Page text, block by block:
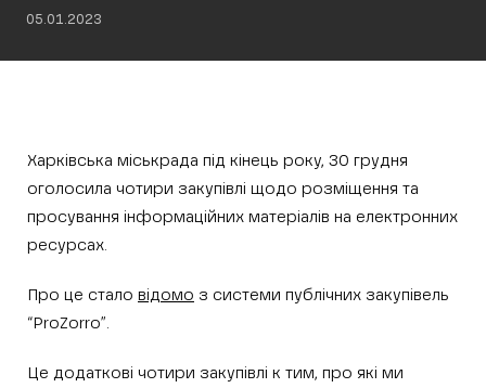
05.01.2023
Харківська міськрада під кінець року, 30 грудня
оголосила чотири закупівлі щодо розміщення та
просування інформаційних матеріалів на електронних
ресурсах.
Про це стало відомо з системи публічних закупівель
“ProZorro”.
Це додаткові чотири закупівлі к тим, про які ми